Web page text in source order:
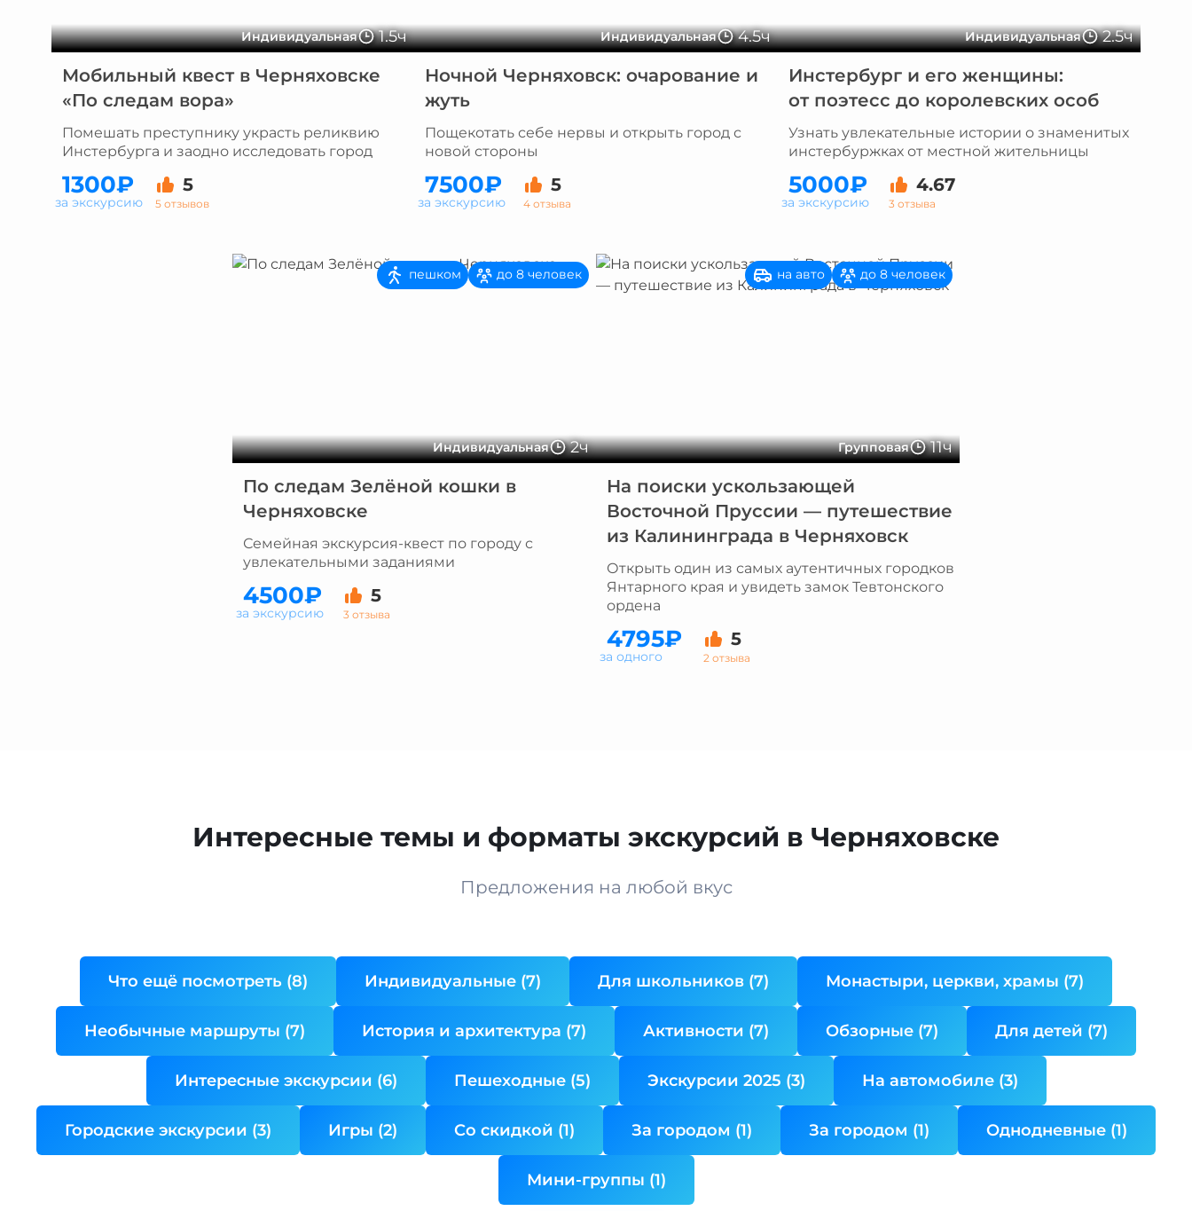
Индивидуальная 1.5ч
Мобильный квест в Черняховске
«По следам вора»
Помешать преступнику украсть реликвию
Инстербурга и заодно исследовать город
1300₽ 5
5 отзывов
за экскурсию
Индивидуальная 4.5ч
Ночной Черняховск: очарование и
жуть
Пощекотать себе нервы и открыть город с
новой стороны
7500₽ 5
4 отзыва
за экскурсию
Индивидуальная 2.5ч
Инстербург и его женщины:
от поэтесс до королевских особ
Узнать увлекательные истории о знаменитых
инстербуржках от местной жительницы
5000₽ 4.67
3 отзыва
за экскурсию
Индивидуальная 2ч
пешком до 8 человек
По следам Зелёной кошки в
Черняховске
Семейная экскурсия-квест по городу с
увлекательными заданиями
4500₽ 5
3 отзыва
за экскурсию
Групповая 11ч
на авто до 8 человек
На поиски ускользающей
Восточной Пруссии — путешествие
из Калининграда в Черняховск
Открыть один из самых аутентичных городков
Янтарного края и увидеть замок Тевтонского
ордена
4795₽ 5
2 отзыва
за одного
Интересные темы и форматы экскурсий в Черняховске
Предложения на любой вкус
Что ещё посмотреть (8) Индивидуальные (7) Для школьников (7) Монастыри, церкви, храмы (7)
Необычные маршруты (7) История и архитектура (7) Активности (7) Обзорные (7) Для детей (7)
Интересные экскурсии (6) Пешеходные (5) Экскурсии 2025 (3) На автомобиле (3)
Городские экскурсии (3) Игры (2) Со скидкой (1) За городом (1) За городом (1) Однодневные (1)
Мини-группы (1)